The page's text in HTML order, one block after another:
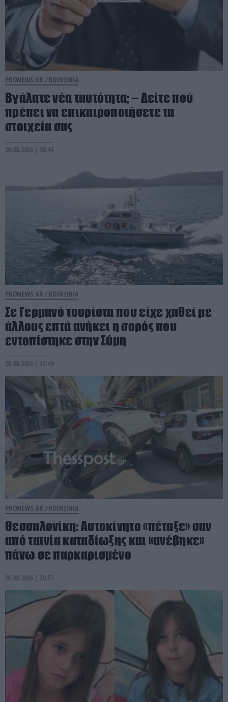
PRONEWS.GR / ΚΟΙΝΩΝΙΑ
Βγάλατε νέα ταυτότητα; – Δείτε πού
πρέπει να επικαιροποιήσετε τα
στοιχεία σας
06.08.2026 | 08:44
PRONEWS.GR / ΚΟΙΝΩΝΙΑ
Σε Γερμανό τουρίστα που είχε χαθεί με
άλλους επτά ανήκει η σορός που
εντοπίστηκε στην Σύμη
05.08.2026 | 22:49
PRONEWS.GR / ΚΟΙΝΩΝΙΑ
Θεσσαλονίκη: Αυτοκίνητο «πέταξε» σαν
από ταινία καταδίωξης και «ανέβηκε»
πάνω σε παρκαρισμένο
05.08.2026 | 20:57